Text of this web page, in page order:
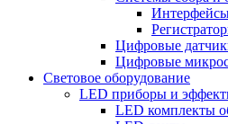
Цифровые
Цифровые
Световое оборудование
LED приборы и
LED комплекты